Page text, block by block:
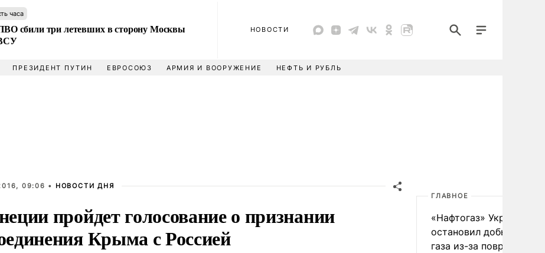
часа
сбили три летевших в сторону Москвы
НОВОСТИ
ПРЕЗИДЕНТ ПУТИН ЕВРОСОЮЗ АРМИЯ И ВООРУЖЕНИЕ НЕФТЬ И РУБЛЬ
09:06 • НОВОСТИ ДНЯ
пройдет голосование о признании
Крыма с Россией
ГЛАВНОЕ
«Нафтогаз» Украины
остановил добычу
газа из-за повреждения